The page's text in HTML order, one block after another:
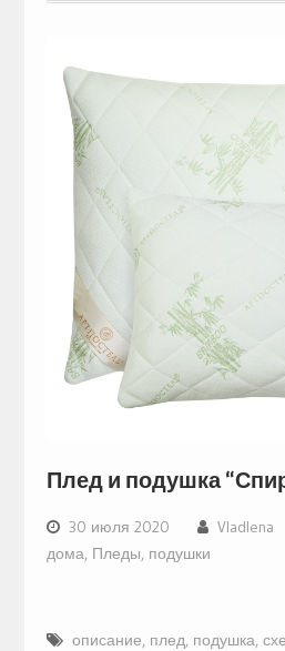
Плед и подушка
30 июля 2020 Vladlena
дома, Пледы, подушки
описание, плед, подушка,